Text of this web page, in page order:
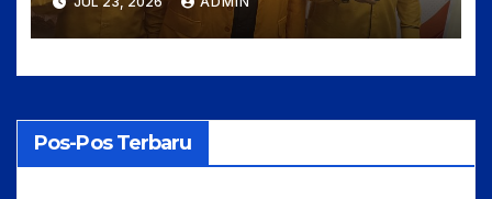
Pos-Pos Terbaru